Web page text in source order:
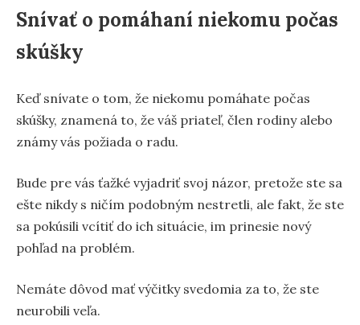
Snívať o pomáhaní niekomu počas
skúšky
Keď snívate o tom, že niekomu pomáhate počas
skúšky, znamená to, že váš priateľ, člen rodiny alebo
známy vás požiada o radu.
Bude pre vás ťažké vyjadriť svoj názor, pretože ste sa
ešte nikdy s ničím podobným nestretli, ale fakt, že ste
sa pokúsili vcítiť do ich situácie, im prinesie nový
pohľad na problém.
Nemáte dôvod mať výčitky svedomia za to, že ste
neurobili veľa.